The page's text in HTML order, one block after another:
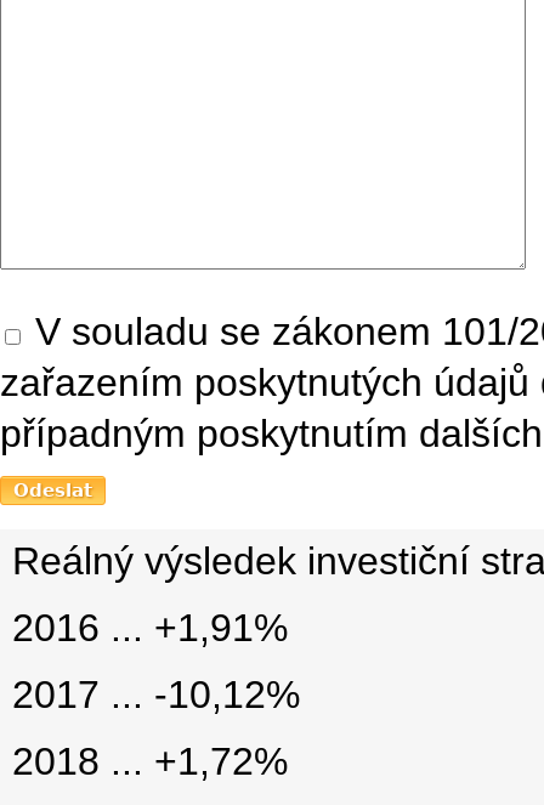
V souladu se zákonem 101/
zařazením poskytnutých
případným poskytnutím
Reálný výsledek investiční
2016 ... +1,91%
2017 ... -10,12%
2018 ... +1,72%